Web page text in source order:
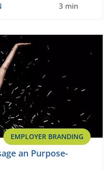
3 min
EMPLOYER BRANDING
an Purpose-